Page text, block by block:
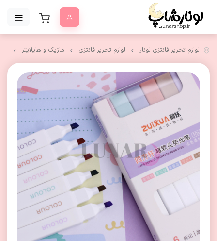
لوازم تحریر فانتزی لونار لوازم تحریر فانتزی ماژیک و هایلایتر